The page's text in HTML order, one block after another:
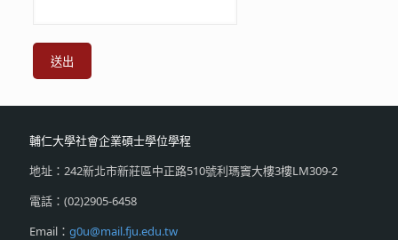
輔仁大學社會企業碩士學位學程
地址：242新北市新莊區中正路510號利瑪竇大樓3樓LM309-2
電話：(02)2905-6458
Email： g0u@mail.fju.edu.tw